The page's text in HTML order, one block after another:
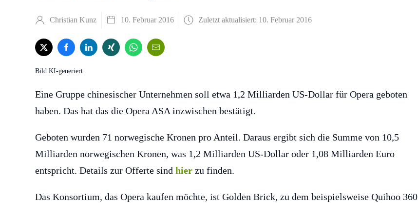
Christian Kunz 10. Februar 2016 Zuletzt aktualisiert: 10. Februar 2016
Bild KI-generiert
Eine Gruppe chinesischer Unternehmen soll etwa 1,2 Milliarden US-Dollar für Opera geboten
haben. Das hat das die Opera ASA inzwischen bestätigt.
Geboten wurden 71 norwegische Kronen pro Anteil. Daraus ergibt sich die Summe von 10,5
Milliarden norwegischen Kronen, was 1,2 Milliarden US-Dollar oder 1,08 Milliarden Euro
entspricht. Details zur Offerte sind hier zu finden.
Das Konsortium, das Opera kaufen möchte, ist Golden Brick, zu dem beispielsweise Quihoo 360